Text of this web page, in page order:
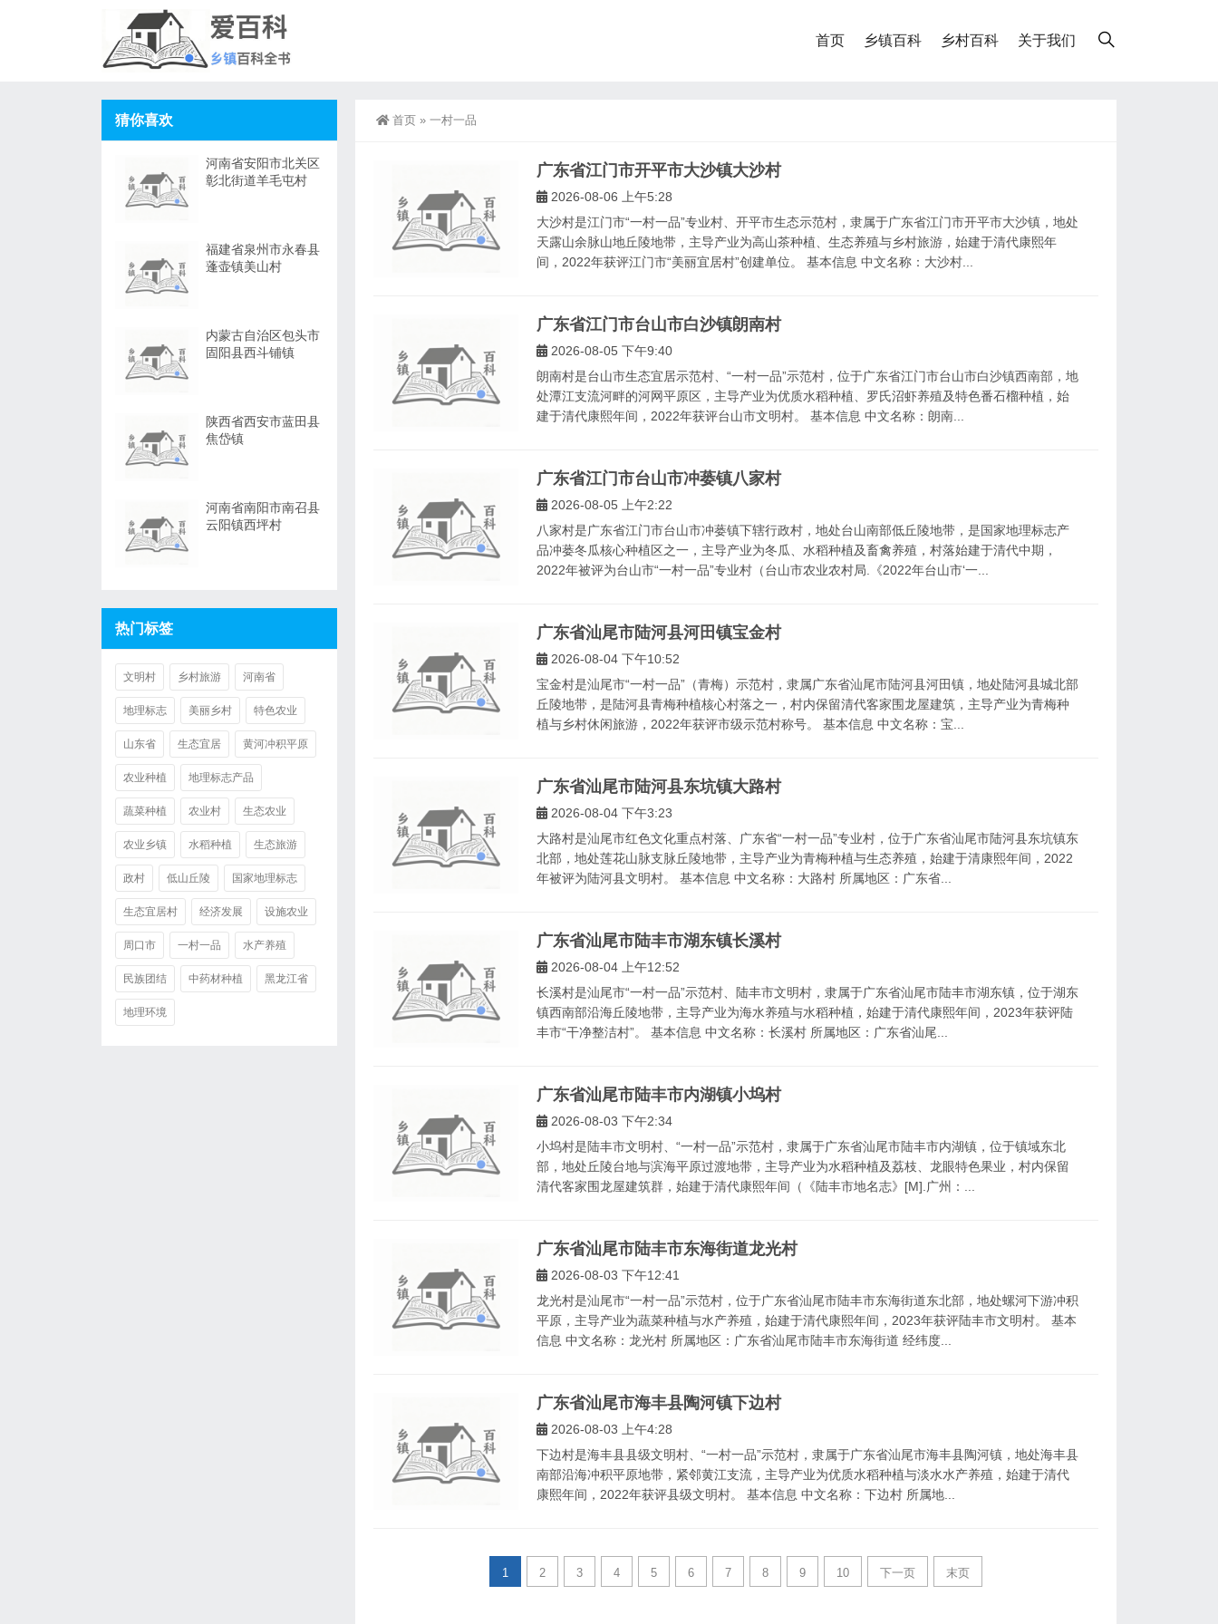
首页 乡镇百科 乡村百科 关于我们
首页 » 一村一品
广东省江门市开平市大沙镇大沙村
2026-08-06 上午5:28
大沙村是江门市“一村一品”专业村、开平市生态示范村，隶属于广东省江门市开平市大沙镇，地处
天露山余脉山地丘陵地带，主导产业为高山茶种植、生态养殖与乡村旅游，始建于清代康熙年
间，2022年获评江门市“美丽宜居村”创建单位。 基本信息 中文名称：大沙村...
广东省江门市台山市白沙镇朗南村
2026-08-05 下午9:40
朗南村是台山市生态宜居示范村、“一村一品”示范村，位于广东省江门市台山市白沙镇西南部，地
处潭江支流河畔的河网平原区，主导产业为优质水稻种植、罗氏沼虾养殖及特色番石榴种植，始
建于清代康熙年间，2022年获评台山市文明村。 基本信息 中文名称：朗南...
广东省江门市台山市冲蒌镇八家村
2026-08-05 上午2:22
八家村是广东省江门市台山市冲蒌镇下辖行政村，地处台山南部低丘陵地带，是国家地理标志产
品冲蒌冬瓜核心种植区之一，主导产业为冬瓜、水稻种植及畜禽养殖，村落始建于清代中期，
2022年被评为台山市“一村一品”专业村（台山市农业农村局.《2022年台山市‘一...
广东省汕尾市陆河县河田镇宝金村
2026-08-04 下午10:52
宝金村是汕尾市“一村一品”（青梅）示范村，隶属广东省汕尾市陆河县河田镇，地处陆河县城北部
丘陵地带，是陆河县青梅种植核心村落之一，村内保留清代客家围龙屋建筑，主导产业为青梅种
植与乡村休闲旅游，2022年获评市级示范村称号。 基本信息 中文名称：宝...
广东省汕尾市陆河县东坑镇大路村
2026-08-04 下午3:23
大路村是汕尾市红色文化重点村落、广东省“一村一品”专业村，位于广东省汕尾市陆河县东坑镇东
北部，地处莲花山脉支脉丘陵地带，主导产业为青梅种植与生态养殖，始建于清康熙年间，2022
年被评为陆河县文明村。 基本信息 中文名称：大路村 所属地区：广东省...
广东省汕尾市陆丰市湖东镇长溪村
2026-08-04 上午12:52
长溪村是汕尾市“一村一品”示范村、陆丰市文明村，隶属于广东省汕尾市陆丰市湖东镇，位于湖东
镇西南部沿海丘陵地带，主导产业为海水养殖与水稻种植，始建于清代康熙年间，2023年获评陆
丰市“干净整洁村”。 基本信息 中文名称：长溪村 所属地区：广东省汕尾...
广东省汕尾市陆丰市内湖镇小坞村
2026-08-03 下午2:34
小坞村是陆丰市文明村、“一村一品”示范村，隶属于广东省汕尾市陆丰市内湖镇，位于镇域东北
部，地处丘陵台地与滨海平原过渡地带，主导产业为水稻种植及荔枝、龙眼特色果业，村内保留
清代客家围龙屋建筑群，始建于清代康熙年间（《陆丰市地名志》[M].广州：...
广东省汕尾市陆丰市东海街道龙光村
2026-08-03 下午12:41
龙光村是汕尾市“一村一品”示范村，位于广东省汕尾市陆丰市东海街道东北部，地处螺河下游冲积
平原，主导产业为蔬菜种植与水产养殖，始建于清代康熙年间，2023年获评陆丰市文明村。 基本
信息 中文名称：龙光村 所属地区：广东省汕尾市陆丰市东海街道 经纬度...
广东省汕尾市海丰县陶河镇下边村
2026-08-03 上午4:28
下边村是海丰县县级文明村、“一村一品”示范村，隶属于广东省汕尾市海丰县陶河镇，地处海丰县
南部沿海冲积平原地带，紧邻黄江支流，主导产业为优质水稻种植与淡水水产养殖，始建于清代
康熙年间，2022年获评县级文明村。 基本信息 中文名称：下边村 所属地...
1 2 3 4 5 6 7 8 9 10 下一页 末页
猜你喜欢
河南省安阳市北关区
彰北街道羊毛屯村
福建省泉州市永春县
蓬壶镇美山村
内蒙古自治区包头市
固阳县西斗铺镇
陕西省西安市蓝田县
焦岱镇
河南省南阳市南召县
云阳镇西坪村
热门标签
文明村 乡村旅游 河南省
地理标志 美丽乡村 特色农业
山东省 生态宜居 黄河冲积平原
农业种植 地理标志产品
蔬菜种植 农业村 生态农业
农业乡镇 水稻种植 生态旅游
政村 低山丘陵 国家地理标志
生态宜居村 经济发展 设施农业
周口市 一村一品 水产养殖
民族团结 中药材种植 黑龙江省
地理环境